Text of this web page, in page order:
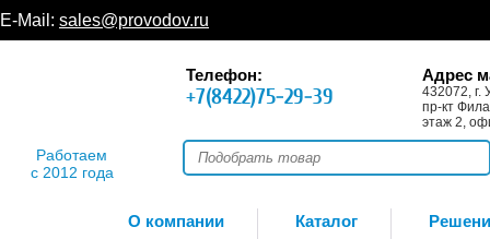
E-Mail: sales@provodov.ru
Работаем
с 2012 года
Телефон:
+7(8422)75-29-39
Адрес
432072, г.
пр-кт
этаж 2,
О компании Каталог